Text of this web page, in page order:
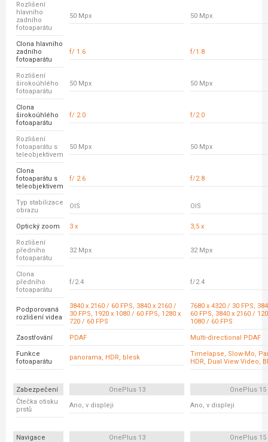
Rozlišení
hlavního
zadního
fotoaparátu
50 Mpx 50 Mpx
Clona hlavního
zadního
fotoaparátu
f/ 1.6 f/1.8
Rozlišení
širokoúhlého
fotoaparátu
50 Mpx 50 Mpx
Clona
širokoúhlého
fotoaparátu
f/ 2.0 f/2.0
Rozlišení
fotoaparátu s
teleobjektivem
50 Mpx 50 Mpx
Clona
fotoaparátu s
teleobjektivem
f/ 2.6 f/2.8
Typ stabilizace
obrazu
OIS OIS
Optický zoom 3 x 3,5 x
Rozlišení
předního
fotoaparátu
32 Mpx 32 Mpx
Clona
předního
fotoaparátu
f/2.4 f/2.4
Podporovaná
rozlišení videa
3840 x 2160 / 60 FPS, 3840 x 2160 /
30 FPS, 1920 x 1080 / 60 FPS, 1280 x
720 / 60 FPS
7680 x 4320 / 30 FPS,
60 FPS, 3840 x 2160 /
1080 / 60 FPS
Zaostřování PDAF Multi-directional PDAF
Funkce
fotoaparátu
panorama, HDR, blesk
Timelapse, Slow-Mo,
HDR, Dual View Video,
Zabezpečení OnePlus 13
OnePlus 15
Čtečka otisku
prstů
Ano, v displeji Ano, v displeji
Navigace OnePlus 13 OnePlus 15